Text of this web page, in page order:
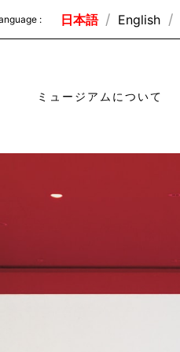
: 日本語 English
ミュージアムについて